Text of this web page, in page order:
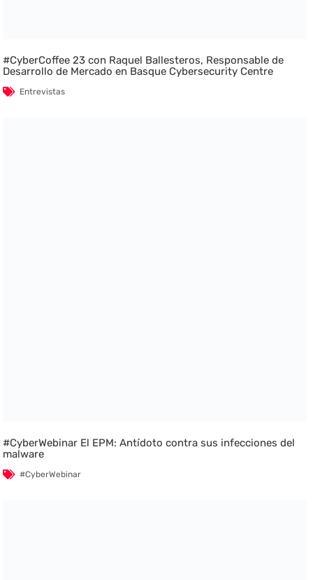
#CyberCoffee 23 con Raquel Ballesteros, Responsable de
Desarrollo de Mercado en Basque Cybersecurity Centre
Entrevistas
#CyberWebinar El EPM: Antídoto contra sus infecciones del
malware
#CyberWebinar